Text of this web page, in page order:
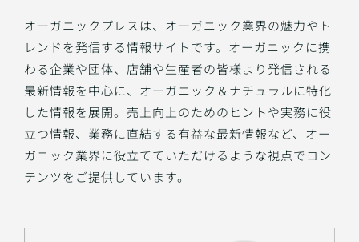
オーガニックプレスは、オーガニック業界の魅力やト
レンドを発信する情報サイトです。オーガニックに携
わる企業や団体、店舗や生産者の皆様より発信される
最新情報を中心に、オーガニック＆ナチュラルに特化
した情報を展開。売上向上のためのヒントや実務に役
立つ情報、業務に直結する有益な最新情報など、オー
ガニック業界に役立てていただけるような視点でコン
テンツをご提供しています。